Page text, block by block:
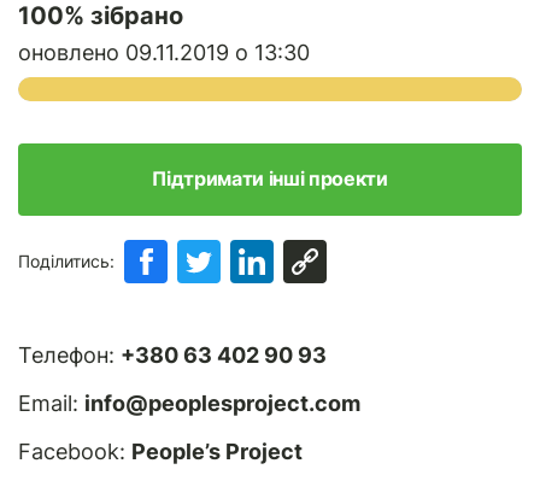
100% зібрано
оновлено 09.11.2019 о 13:30
Підтримати інші проекти
Поділитись:
Телефон: +380 63 402 90 93
Email: info@peoplesproject.com
Facebook: People’s Project